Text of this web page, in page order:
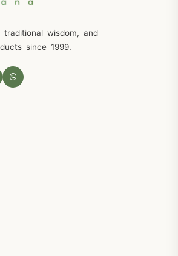
wisdom, and
since 1999.